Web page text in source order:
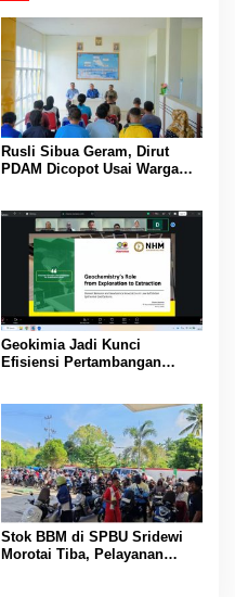
Rusli Sibua Geram, Dirut
PDAM Dicopot Usai Warga
Geokimia Jadi Kunci
Efisiensi Pertambangan
MGEI-SC UNG
Stok BBM di SPBU Sridewi
Morotai Tiba, Pelayanan